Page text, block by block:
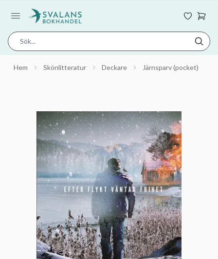
Hem Skönlitteratur Deckare Järnsparv (pocket)